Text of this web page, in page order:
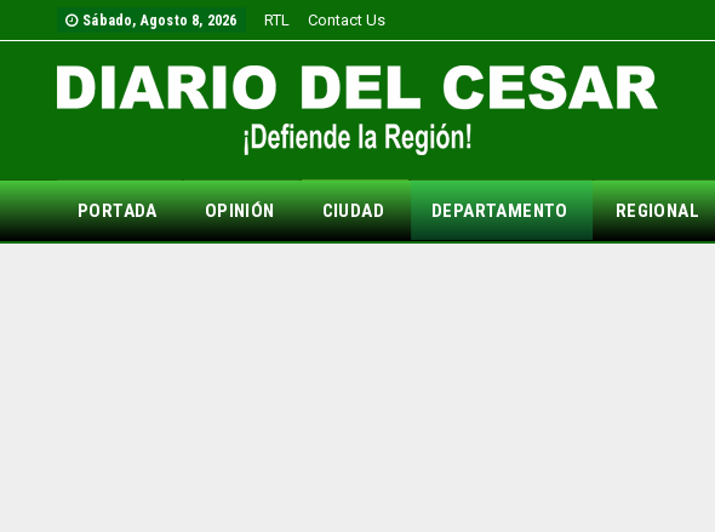
Sábado, Agosto 8, 2026 RTL Contact Us
PORTADA OPINIÓN CIUDAD DEPARTAMENTO REGIONAL